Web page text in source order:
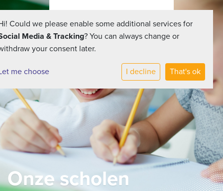
Onze scholen
Could we please enable some additional services for
Media & Tracking? You can always change or
your consent later.
me choose I decline That's ok